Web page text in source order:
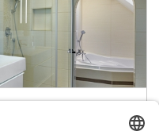
im Westen